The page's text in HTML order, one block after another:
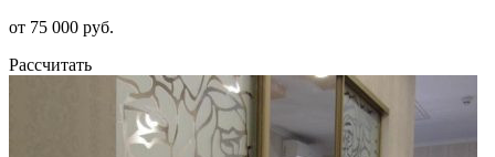
от 75 000 руб.
Рассчитать